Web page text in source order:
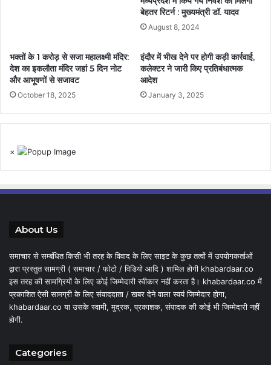
बेहतर रिटर्न : मुख्यमंत्री डॉ. यादव
August 8, 2024
भक्तों के 1 करोड़ से सजा महालक्ष्मी मंदिर:
देश का इकलौता मंदिर जहां 5 दिन नोट
और आभूषणों से सजावट
October 18, 2025
इंदौर में भीख देने पर होगी कड़ी कार्रवाई,
कलेक्टर ने जारी किए प्रतिबंधात्मक
आदेश
January 3, 2025
×
About Us
समाचार से सम्बंधित किसी भी तरह के विवाद के लिए साइट के कुछ तत्वों में उपयोगकर्ताओं
द्वारा प्रस्तुत सामग्री ( समाचार / फोटो / विडियो आदि ) शामिल होगी khabardaar.co
इस तरह की सामग्रियों के लिए कोई जिम्मेदारी स्वीकार नहीं करता है। khabardaar.co में
प्रकाशित ऐसी सामग्री के लिए संवाददाता / खबर देने वाला स्वयं जिम्मेदार होगा,
khabardaar.co या उसके स्वामी, मुद्रक, प्रकाशक, संपादक की कोई भी जिम्मेदारी नहीं
होगी.
Categories